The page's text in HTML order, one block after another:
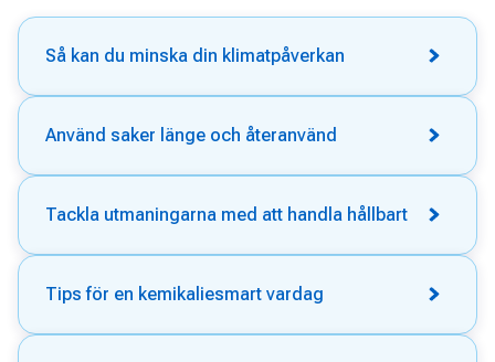
Så kan du minska din klimatpåverkan
Använd saker länge och återanvänd
Tackla utmaningarna med att handla hållbart
Tips för en kemikaliesmart vardag